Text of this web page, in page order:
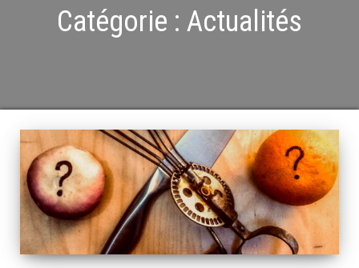
Catégorie : Actualités